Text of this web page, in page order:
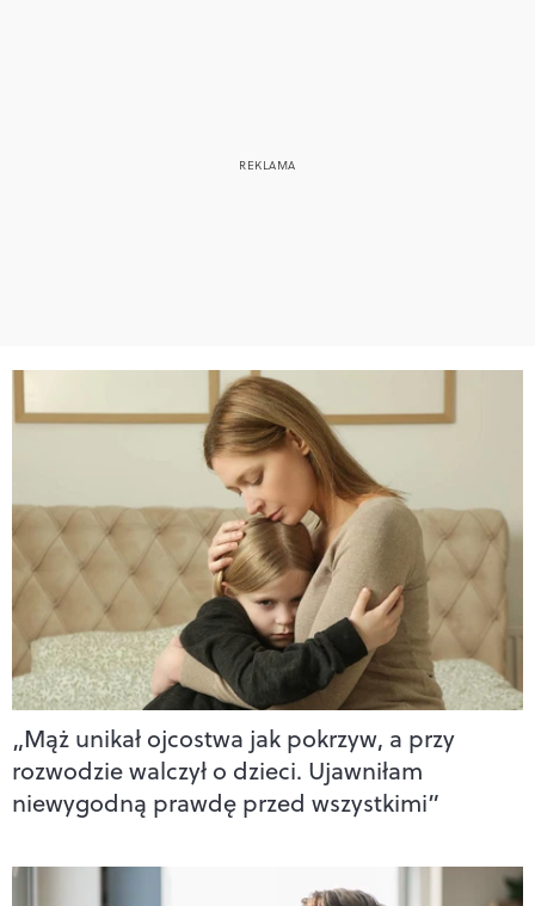
„Mąż unikał ojcostwa jak pokrzyw, a przy
rozwodzie walczył o dzieci. Ujawniłam
niewygodną prawdę przed wszystkimi”